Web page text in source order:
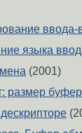
ввода-
языка
(2001)
размер